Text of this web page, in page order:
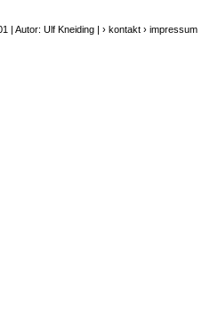
| Autor: Ulf Kneiding |› kontakt › impressum